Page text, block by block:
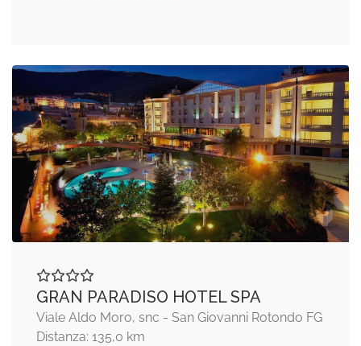
GRAN PARADISO HOTEL SPA
Viale Aldo Moro, snc - San Giovanni Rotondo FG
Distanza: 135,0 km